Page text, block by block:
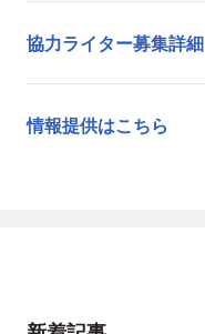
協力ライター募集詳細
情報提供はこちら